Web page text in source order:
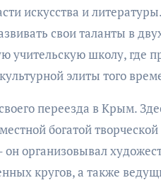
искусства и
свои таланты в
учительскую школу, где
элиты того
переезда в Крым.
богатой
организовывал
кругов, а также